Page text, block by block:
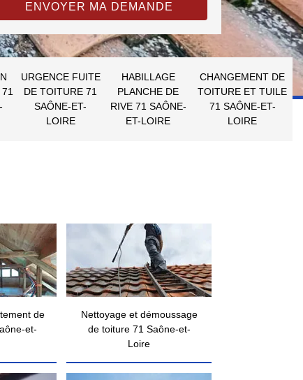
URGENCE FUITE
DE TOITURE 71
SAÔNE-ET-
LOIRE
HABILLAGE
PLANCHE DE
RIVE 71 SAÔNE-
ET-LOIRE
CHANGEMENT DE
TOITURE ET TUILE
71 SAÔNE-ET-
LOIRE
de
et-
Nettoyage et démoussage
de toiture 71 Saône-et-
Loire